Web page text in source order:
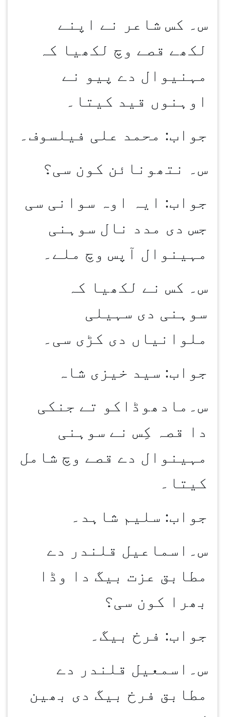
س۔ کس شاعر نے اپنے
لکھے قصے وچ لکھیا کہ
مہنیوال دے پیو نے
اوہنوں قید کیتا۔
جواب: محمد علی فیلسوف۔
س۔ نتھونائن کون سی؟
جواب: ایہ اوہ سوانی سی
جس دی مدد نال سوہنی
مہینوال آپس وچ ملے۔
س۔ کس نے لکھیا کہ
سوہنی دی سہیلی
ملوانیاں دی کڑی سی۔
جواب: سید خیزی شاہ
س۔مادھوڈاکو تے جنکی
دا قصہ کِس نے سوہنی
مہینوال دے قصے وچ شامل
کیتا۔
جواب: سلیم شاہد۔
س۔اسماعیل قلندر دے
مطابق عزت بیگ دا وڈا
بھرا کون سی؟
جواب: فرخ بیگ۔
س۔اسمعیل قلندر دے
مطابق فرخ بیگ دی بھین